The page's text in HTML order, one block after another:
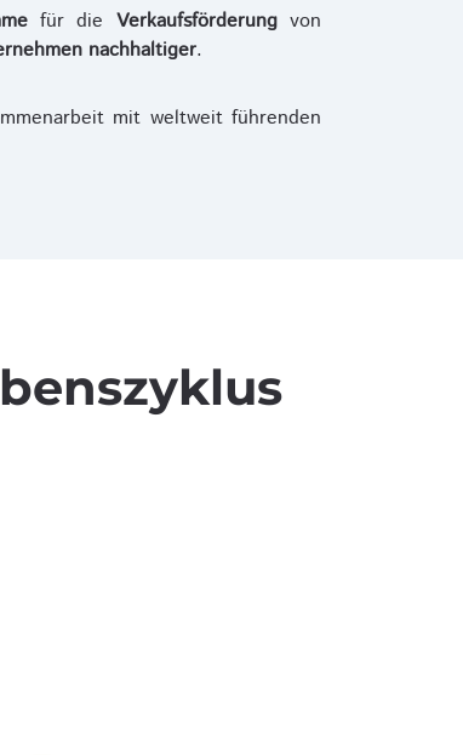
für die Verkaufsförderungvon
nachhaltiger.
mit weltweit führenden